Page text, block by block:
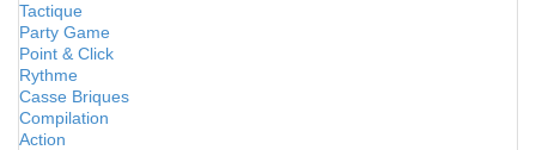
Tactique
Party Game
Point & Click
Rythme
Casse Briques
Compilation
Action